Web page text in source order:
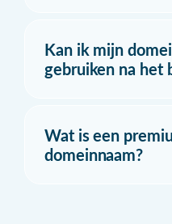
Kan ik mijn
gebruiken na het
Wat is een
domeinnaam?